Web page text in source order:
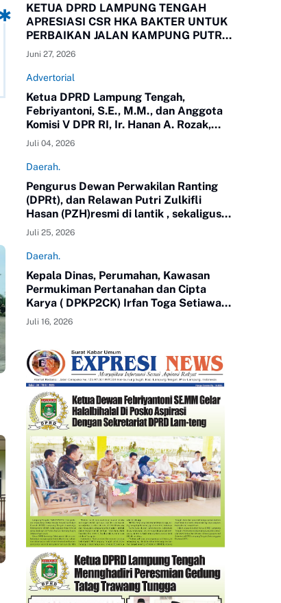
KETUA DPRD LAMPUNG TENGAH
APRESIASI CSR HKA BAKTER UNTUK
PERBAIKAN JALAN KAMPUNG PUTRA
BUYUT
Juni 27, 2026
Advertorial
Ketua DPRD Lampung Tengah,
Febriyantoni, S.E., M.M., dan Anggota
Komisi V DPR RI, Ir. Hanan A. Rozak,
M.S.,yang juga Ketua Partai Golkar
Propinsi Lampung meninjau langsung
jalan di Kampung Putra Buyut,
Kecamatan Gunung Sugih.
Juli 04, 2026
Daerah.
Pengurus Dewan Perwakilan Ranting
(DPRt), dan Relawan Putri Zulkifli
Hasan (PZH)resmi di lantik , sekaligus
Rapat Kerja Daerah (Rakerda) Tahun
2026 di Gedung Sesat Kota
Pemerintah Kota Metro
Juli 25, 2026
Daerah.
Kepala Dinas, Perumahan, Kawasan
Permukiman Pertanahan dan Cipta
Karya ( DPKP2CK) Irfan Toga Setiawan,
SE.MM, mengikuti Pendidikan
Kepemimpinan Nasional ( PKN) Tingkat
Juli 16, 2026